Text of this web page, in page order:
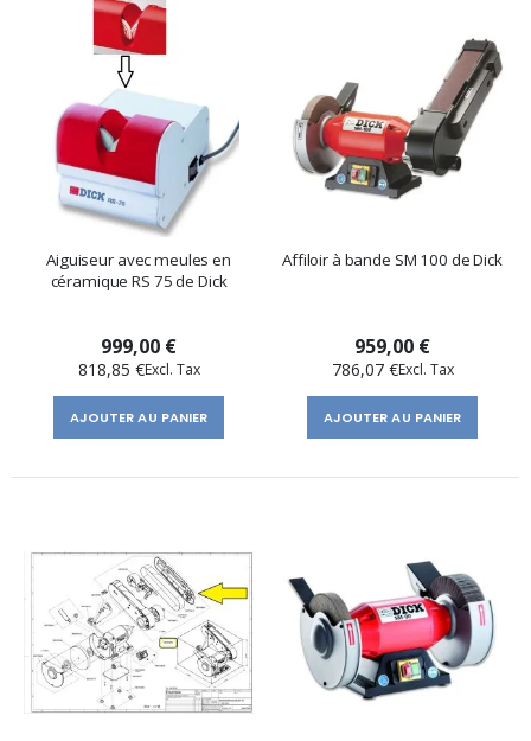
Aiguiseur avec meules en
céramique RS 75 de Dick
999,00 €
818,85 €
AJOUTER AU PANIER
Affiloir à bande SM 100 de Dick
959,00 €
786,07 €
AJOUTER AU PANIER